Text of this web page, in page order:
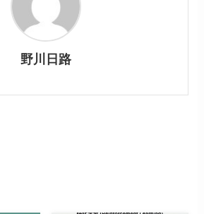
野川日路